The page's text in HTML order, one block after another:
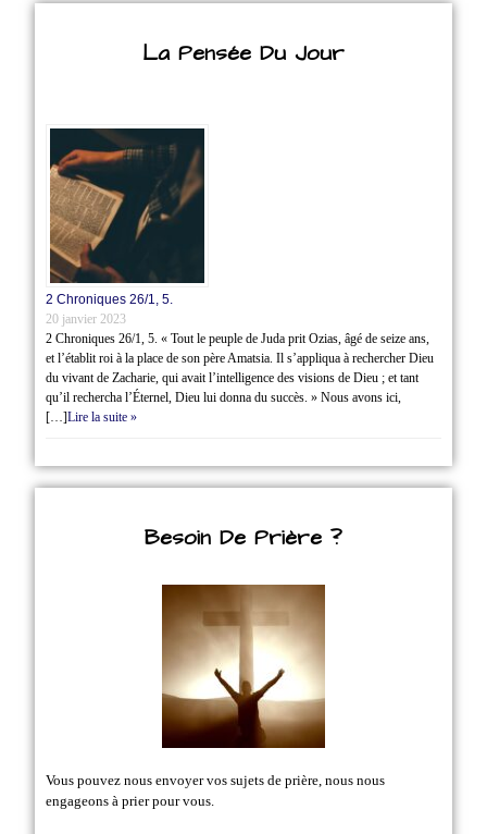
La Pensée Du Jour
2 Chroniques 26/1‭, ‬5.
20 janvier 2023
2 Chroniques 26/1‭, ‬5. « Tout le peuple de Juda prit Ozias, âgé de seize ans,
et l’établit roi à la place de son père Amatsia. Il s’appliqua à rechercher Dieu
du vivant de Zacharie, qui avait l’intelligence des visions de Dieu ; et tant
qu’il rechercha l’Éternel, Dieu lui donna du succès. » Nous avons ici,
[…]Lire la suite »
Besoin De Prière ?
Vous pouvez nous envoyer vos sujets de prière, nous nous
engageons à prier pour vous.